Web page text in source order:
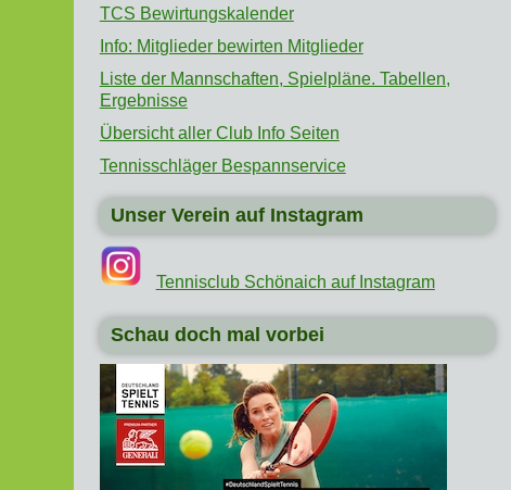
TCS Bewirtungskalender
Info: Mitglieder bewirten Mitglieder
Liste der Mannschaften, Spielpläne. Tabellen,
Ergebnisse
Übersicht aller Club Info Seiten
Tennisschläger Bespannservice
Unser Verein auf Instagram
Tennisclub Schönaich auf Instagram
Schau doch mal vorbei